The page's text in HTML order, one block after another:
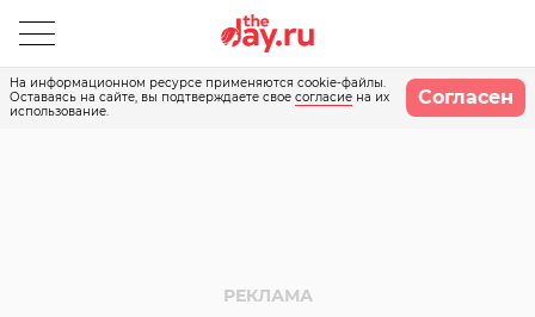
На информационном ресурсе применяются cookie-файлы.
Оставаясь на сайте, вы подтверждаете свое согласие на их
использование.
Согласен